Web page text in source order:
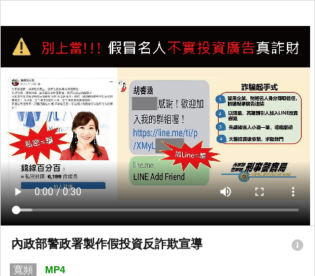
內政部警政署製作假投資反詐欺宣導
寬頻 MP4